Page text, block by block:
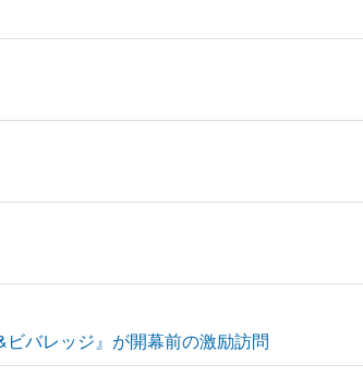
バレッジ』が開幕前の激励訪問